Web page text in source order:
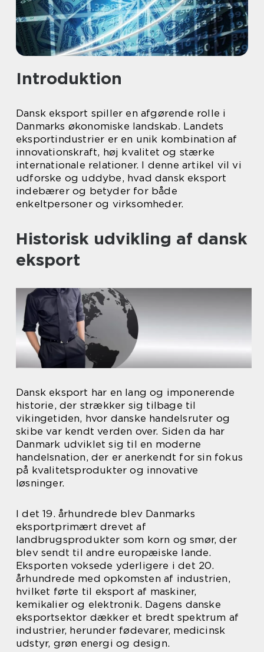
Introduktion
Dansk eksport spiller en afgørende rolle i
Danmarks økonomiske landskab. Landets
eksportindustrier er en unik kombination af
innovationskraft, høj kvalitet og stærke
internationale relationer. I denne artikel vil vi
udforske og uddybe, hvad dansk eksport
indebærer og betyder for både
enkeltpersoner og virksomheder.
Historisk udvikling af dansk
eksport
Dansk eksport har en lang og imponerende
historie, der strækker sig tilbage til
vikingetiden, hvor danske handelsruter og
skibe var kendt verden over. Siden da har
Danmark udviklet sig til en moderne
handelsnation, der er anerkendt for sin fokus
på kvalitetsprodukter og innovative
løsninger.
I det 19. århundrede blev Danmarks
eksportprimært drevet af
landbrugsprodukter som korn og smør, der
blev sendt til andre europæiske lande.
Eksporten voksede yderligere i det 20.
århundrede med opkomsten af industrien,
hvilket førte til eksport af maskiner,
kemikalier og elektronik. Dagens danske
eksportsektor dækker et bredt spektrum af
industrier, herunder fødevarer, medicinsk
udstyr, grøn energi og design.